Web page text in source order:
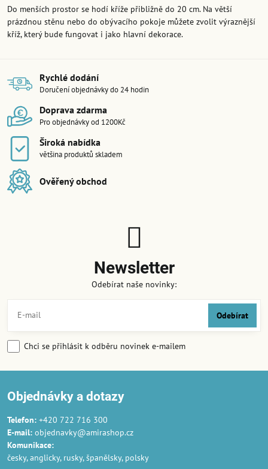
Do menších prostor se hodí kříže přibližně do 20 cm. Na větší
prázdnou stěnu nebo do obývacího pokoje můžete zvolit výraznější
kříž, který bude fungovat i jako hlavní dekorace.
Rychlé dodání
Doručení objednávky do 24 hodin
Doprava zdarma
Pro objednávky od 1200Kč
Široká nabídka
většina produktů skladem
Ověřený obchod
Newsletter
Odebírat naše novinky:
Odebírat
Chci se přihlásit k odběru novinek e-mailem
Objednávky a dotazy
Telefon: +420 722 716 300
E-mail: objednavky@amirashop.cz
Komunikace:
česky, anglicky, rusky, španělsky, polsky